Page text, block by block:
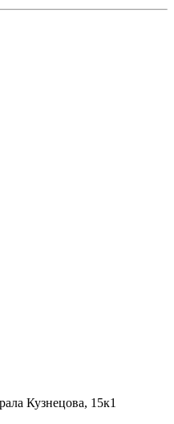
Кузнецова, 15к1